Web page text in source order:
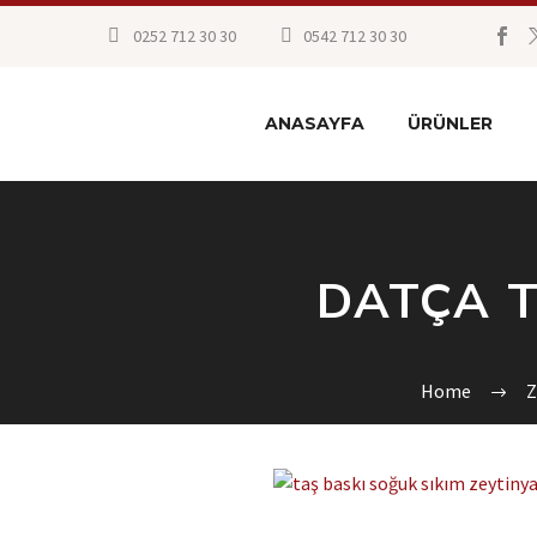
0252 712 30 30 0542 712 30 30
ANASAYFA ÜRÜNLER
DATÇA
Home